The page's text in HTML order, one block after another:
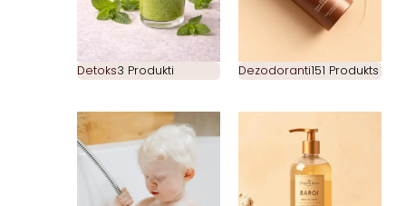
Detoks3 Produkti Dezodoranti151 Produkts